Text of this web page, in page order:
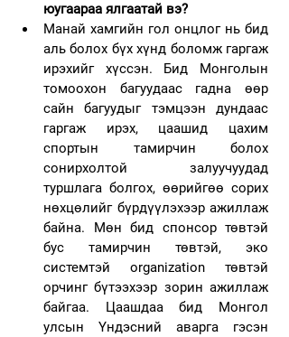
юугаараа ялгаатай вэ?
Манай хамгийн гол онцлог нь бид
аль болох бүх хүнд боломж гаргаж
ирэхийг хүссэн. Бид Монголын
томоохон багуудаас гадна өөр
сайн багуудыг тэмцээн дундаас
гаргаж ирэх, цаашид цахим
спортын тамирчин болох
сонирхолтой залуучуудад
туршлага болгох, өөрийгөө сорих
нөхцөлийг бүрдүүлэхээр ажиллаж
байна. Мөн бид спонсор төвтэй
бус тамирчин төвтэй, эко
системтэй organization төвтэй
орчинг бүтээхээр зорин ажиллаж
байгаа. Цаашдаа бид Монгол
улсын Үндэсний аварга гэсэн